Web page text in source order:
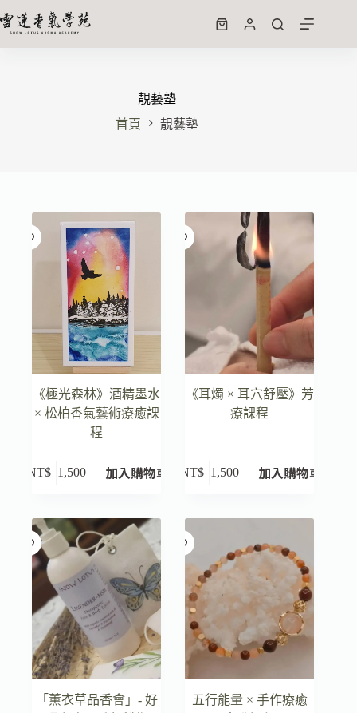
靚藝塾
首頁
靚藝塾
《極光森林》酒精墨水
× 松柏香氣藝術療癒課
程
NT$ 1,500 加入購物車
《耳燭 × 耳穴舒壓》芳
療課程
NT$ 1,500 加入購物車
「薰衣草品香會」- 好
五行能量 × 手作療癒